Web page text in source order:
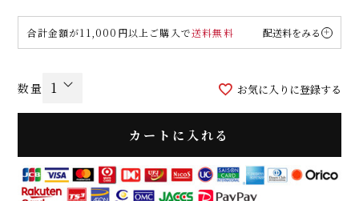
合計金額が11,000円以上ご購入で送料無料 配送料をみる
お気に入りに登録する
カートに入れる